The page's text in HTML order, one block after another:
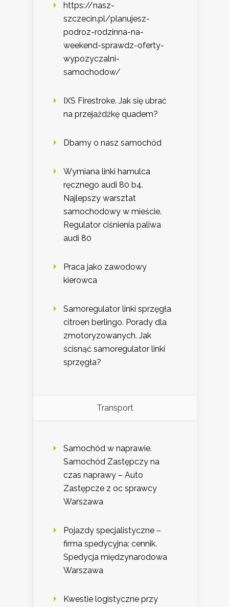
https://nasz-
szczecin.pl/planujesz-
podroz-rodzinna-na-
weekend-sprawdz-oferty-
wypozyczalni-
samochodow/
IXS Firestroke. Jak się ubrać
na przejażdżkę quadem?
Dbamy o nasz samochód
Wymiana linki hamulca
ręcznego audi 80 b4.
Najlepszy warsztat
samochodowy w mieście.
Regulator ciśnienia paliwa
audi 80
Praca jako zawodowy
kierowca
Samoregulator linki sprzęgła
citroen berlingo. Porady dla
zmotoryzowanych. Jak
ścisnąć samoregulator linki
sprzęgła?
Transport
Samochód w naprawie.
Samochód Zastępczy na
czas naprawy – Auto
Zastępcze z oc sprawcy
Warszawa
Pojazdy specjalistyczne –
firma spedycyjna: cennik.
Spedycja międzynarodowa
Warszawa
Kwestie logistyczne przy